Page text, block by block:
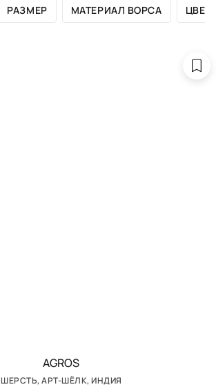
РАЗМЕР МАТЕРИАЛ ВОРСА ЦВЕТ
AGROS
ШЕРСТЬ, АРТ-ШЁЛК, ИНДИЯ